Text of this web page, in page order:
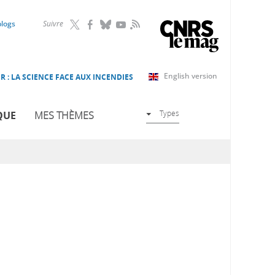
Suivre RSS
English version
: LA SCIENCE FACE AUX INCENDIES
MES THÈMES Types